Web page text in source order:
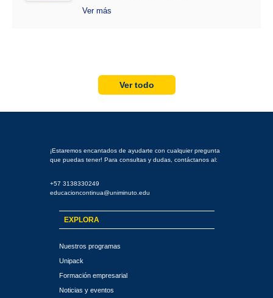
Bucaramanga (Carrera 27)
Ver más
Ver todo
EXTRAJUDICIALES
¡Estaremos encantados de ayudarte con cualquier pregunta
que puedas tener! Para consultas y dudas, contáctanos al:
+57 3138330249
educacioncontinua@uniminuto.edu
EXPLORA
Nuestros programas
Unipack
Formación empresarial
Noticias y eventos